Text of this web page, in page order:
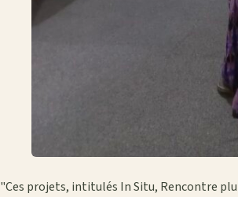
"Ces projets, intitulés In Situ, Rencontre